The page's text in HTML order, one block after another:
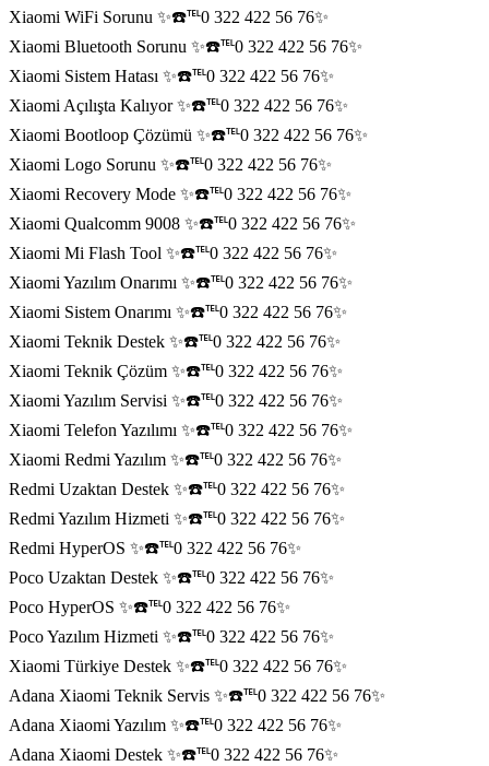
Xiaomi WiFi Sorunu ✨☎️℡0 322 422 56 76✨
Xiaomi Bluetooth Sorunu ✨☎️℡0 322 422 56 76✨
Xiaomi Sistem Hatası ✨☎️℡0 322 422 56 76✨
Xiaomi Açılışta Kalıyor ✨☎️℡0 322 422 56 76✨
Xiaomi Bootloop Çözümü ✨☎️℡0 322 422 56 76✨
Xiaomi Logo Sorunu ✨☎️℡0 322 422 56 76✨
Xiaomi Recovery Mode ✨☎️℡0 322 422 56 76✨
Xiaomi Qualcomm 9008 ✨☎️℡0 322 422 56 76✨
Xiaomi Mi Flash Tool ✨☎️℡0 322 422 56 76✨
Xiaomi Yazılım Onarımı ✨☎️℡0 322 422 56 76✨
Xiaomi Sistem Onarımı ✨☎️℡0 322 422 56 76✨
Xiaomi Teknik Destek ✨☎️℡0 322 422 56 76✨
Xiaomi Teknik Çözüm ✨☎️℡0 322 422 56 76✨
Xiaomi Yazılım Servisi ✨☎️℡0 322 422 56 76✨
Xiaomi Telefon Yazılımı ✨☎️℡0 322 422 56 76✨
Xiaomi Redmi Yazılım ✨☎️℡0 322 422 56 76✨
Redmi Uzaktan Destek ✨☎️℡0 322 422 56 76✨
Redmi Yazılım Hizmeti ✨☎️℡0 322 422 56 76✨
Redmi HyperOS ✨☎️℡0 322 422 56 76✨
Poco Uzaktan Destek ✨☎️℡0 322 422 56 76✨
Poco HyperOS ✨☎️℡0 322 422 56 76✨
Poco Yazılım Hizmeti ✨☎️℡0 322 422 56 76✨
Xiaomi Türkiye Destek ✨☎️℡0 322 422 56 76✨
Adana Xiaomi Teknik Servis ✨☎️℡0 322 422 56 76✨
Adana Xiaomi Yazılım ✨☎️℡0 322 422 56 76✨
Adana Xiaomi Destek ✨☎️℡0 322 422 56 76✨